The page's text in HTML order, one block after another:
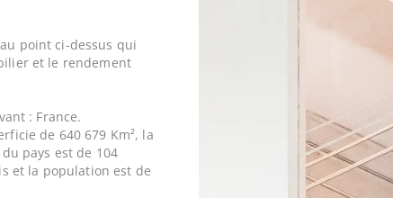
point ci-dessus qui
et le rendement
: France.
de 640 679 Km², la
pays est de 104
et la population est de